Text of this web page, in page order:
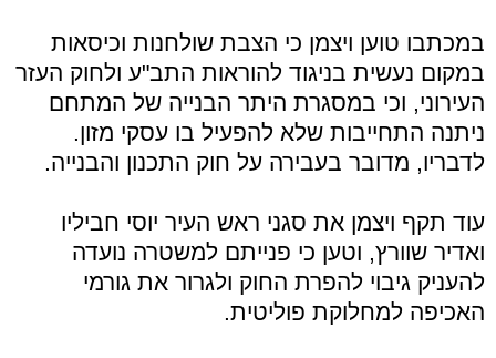
במכתבו טוען ויצמן כי הצבת שולחנות וכיסאות
במקום נעשית בניגוד להוראות התב"ע ולחוק העזר
העירוני, וכי במסגרת היתר הבנייה של המתחם
ניתנה התחייבות שלא להפעיל בו עסקי מזון.
לדבריו, מדובר בעבירה על חוק התכנון והבנייה.
עוד תקף ויצמן את סגני ראש העיר יוסי חביליו
ואדיר שוורץ, וטען כי פנייתם למשטרה נועדה
להעניק גיבוי להפרת החוק ולגרור את גורמי
האכיפה למחלוקת פוליטית.